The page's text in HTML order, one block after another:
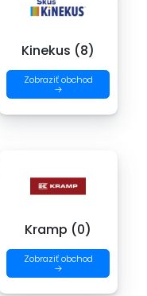
Kinekus (8)
Zobraziť obchod
→
Kramp (0)
Zobraziť obchod
→